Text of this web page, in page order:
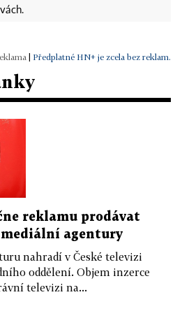
Předplatné HN+ je zcela bez reklam.
reklamu prodávat
mediální agentury
nahradí v České televizi
oddělení. Objem inzerce
televizi na...